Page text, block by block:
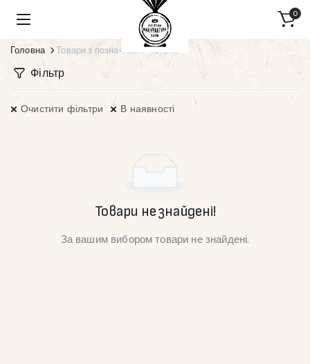
0
Головна Товари з позначками “коньяк”
Фільтр
Очистити фільтри В наявності
Товари не знайдені!
За вашим вибором товари не знайдені.